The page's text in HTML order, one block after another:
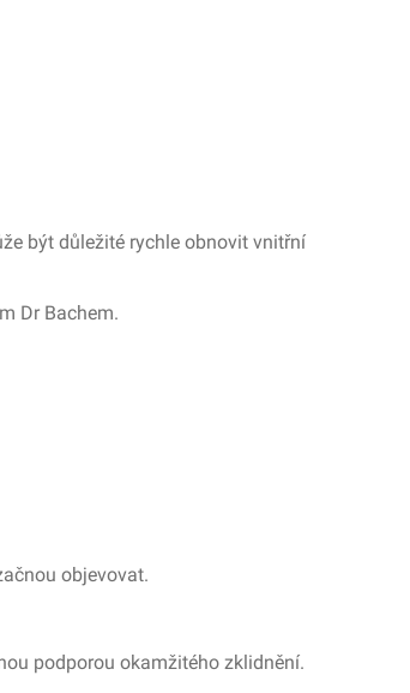
být důležité rychle obnovit vnitřní
Dr Bachem.
objevovat.
podporou okamžitého zklidnění.